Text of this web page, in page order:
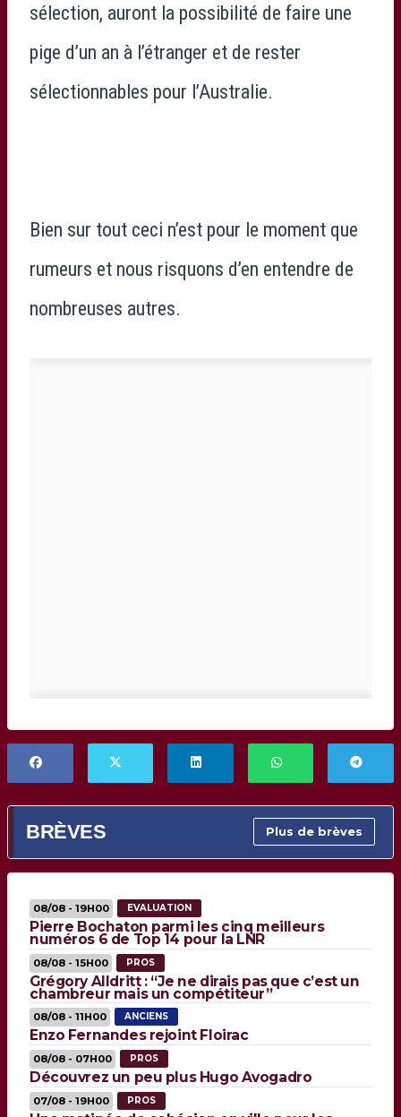
sélection, auront la possibilité de faire une
pige d’un an à l’étranger et de rester
sélectionnables pour l’Australie.
Bien sur tout ceci n’est pour le moment que
rumeurs et nous risquons d’en entendre de
nombreuses autres.
BRÈVES Plus de brèves
08/08 - 19H00 EVALUATION
Pierre Bochaton parmi les cinq meilleurs
numéros 6 de Top 14 pour la LNR
08/08 - 15H00 PROS
Grégory Alldritt : “Je ne dirais pas que c’est un
chambreur mais un compétiteur”
08/08 - 11H00 ANCIENS
Enzo Fernandes rejoint Floirac
08/08 - 07H00 PROS
Découvrez un peu plus Hugo Avogadro
07/08 - 19H00 PROS